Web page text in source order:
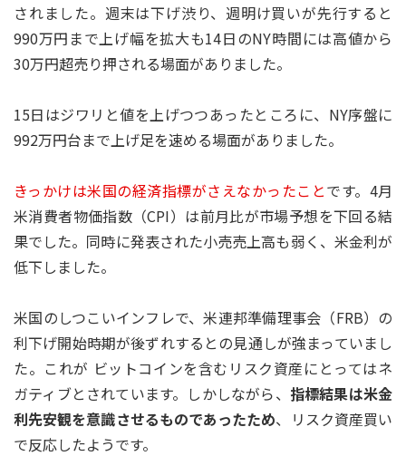
されました。週末は下げ渋り、週明け買いが先行すると
990万円まで上げ幅を拡大も14日のNY時間には高値から
30万円超売り押される場面がありました。
15日はジワリと値を上げつつあったところに、NY序盤に
992万円台まで上げ足を速める場面がありました。
きっかけは米国の経済指標がさえなかったことです。4月
米消費者物価指数（CPI）は前月比が市場予想を下回る結
果でした。同時に発表された小売売上高も弱く、米金利が
低下しました。
米国のしつこいインフレで、米連邦準備理事会（FRB）の
利下げ開始時期が後ずれするとの見通しが強まっていまし
た。これが ビットコインを含むリスク資産にとってはネ
ガティブとされています。しかしながら、 指標結果は米金
利先安観を意識させるものであったため、リスク資産買い
で反応したようです。